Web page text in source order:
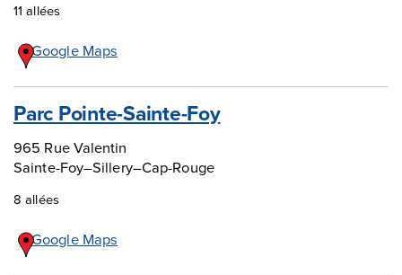
11 allées
Google Maps
Parc Pointe-Sainte-Foy
965 Rue Valentin
Sainte-Foy–Sillery–Cap-Rouge
8 allées
Google Maps